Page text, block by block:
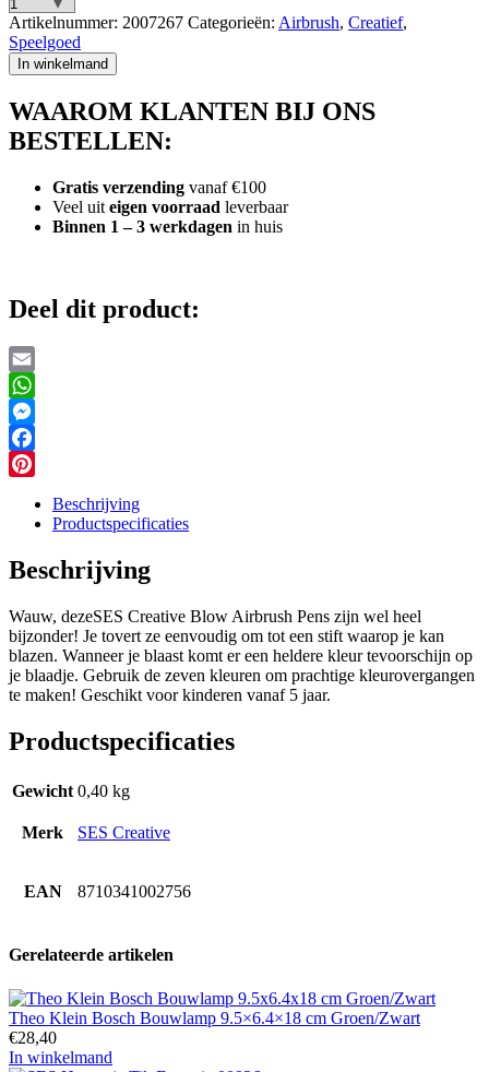
SES
Creative
Blow
Airbrush
aantal
Artikelnummer: 2007267 Categorieën: Airbrush, Creatief,
Speelgoed
In winkelmand
WAAROM KLANTEN BIJ ONS
BESTELLEN:
Gratis verzending vanaf €100
Veel uit eigen voorraad leverbaar
Binnen 1 – 3 werkdagen in huis
Deel dit product:
Email
WhatsApp
Messenger
Facebook
Beschrijving
Productspecificaties
Beschrijving
Wauw, dezeSES Creative Blow Airbrush Pens zijn wel heel
bijzonder! Je tovert ze eenvoudig om tot een stift waarop je kan
blazen. Wanneer je blaast komt er een heldere kleur tevoorschijn op
je blaadje. Gebruik de zeven kleuren om prachtige kleurovergangen
te maken! Geschikt voor kinderen vanaf 5 jaar.
Productspecificaties
Gewicht 0,40 kg
Merk SES Creative
EAN 8710341002756
Gerelateerde artikelen
Theo Klein Bosch Bouwlamp 9.5×6.4×18 cm Groen/Zwart
€28,40
In winkelmand